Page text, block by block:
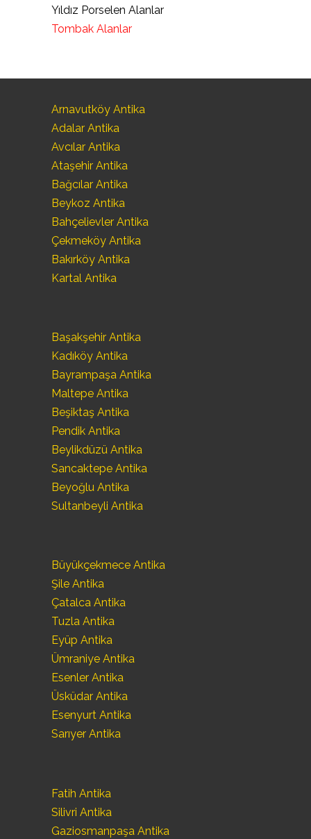
Yıldız Porselen Alanlar
Tombak Alanlar
Arnavutköy Antika
Adalar Antika
Avcılar Antika
Ataşehir Antika
Bağcılar Antika
Beykoz Antika
Bahçelievler Antika
Çekmeköy Antika
Bakırköy Antika
Kartal Antika
Başakşehir Antika
Kadıköy Antika
Bayrampaşa Antika
Maltepe Antika
Beşiktaş Antika
Pendik Antika
Beylikdüzü Antika
Sancaktepe Antika
Beyoğlu Antika
Sultanbeyli Antika
Büyükçekmece Antika
Şile Antika
Çatalca Antika
Tuzla Antika
Eyüp Antika
Ümraniye Antika
Esenler Antika
Üsküdar Antika
Esenyurt Antika
Sarıyer Antika
Fatih Antika
Silivri Antika
Gaziosmanpaşa Antika